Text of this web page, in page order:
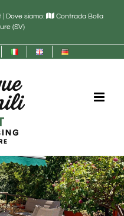
Dove siamo:
Contrada Bolla
(SV)